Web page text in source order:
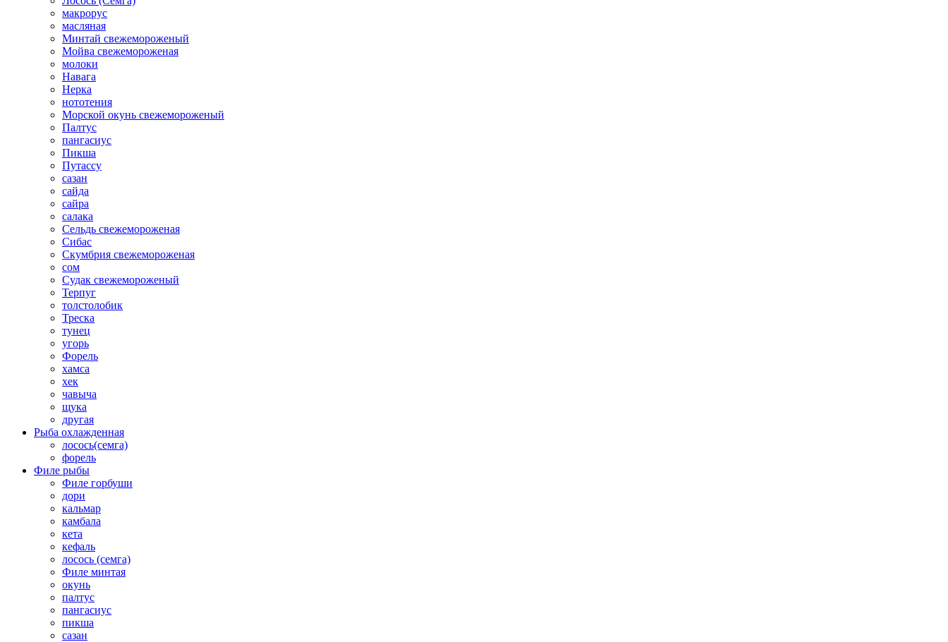
макрорус
масляная
Минтай свежемороженый
Мойва свежемороженая
молоки
Навага
Нерка
нототения
Морской окунь свежемороженый
Палтус
пангасиус
Пикша
Путассу
сазан
сайда
сайра
салака
Сельдь свежемороженая
Сибас
Скумбрия свежемороженая
сом
Судак свежемороженый
Терпуг
толстолобик
Треска
тунец
угорь
Форель
хамса
хек
чавыча
щука
другая
Рыба охлажденная
лосось(семга)
форель
Филе рыбы
Филе горбуши
дори
кальмар
камбала
кета
кефаль
лосось (семга)
Филе минтая
окунь
палтус
пангасиус
пикша
сазан